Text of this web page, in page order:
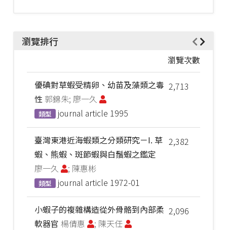
瀏覽排行
瀏覽次數
2,713
優碘對草蝦受精卵、幼苗及藻類之毒
性 郭錦朱; 廖一久
類型 journal article 1995
2,382
臺灣東港近海蝦類之分類研究－I. 草
蝦、熊蝦、斑節蝦與白鬚蝦之鑑定
廖一久
; 陳惠彬
類型 journal article 1972-01
2,096
小蝦子的複雜構造從外骨骼到內部柔
軟器官 楊倩惠 ; 陳天任